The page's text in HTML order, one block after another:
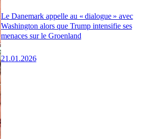
Le Danemark appelle au « dialogue » avec
Washington alors que Trump intensifie ses
menaces sur le Groenland
21.01.2026